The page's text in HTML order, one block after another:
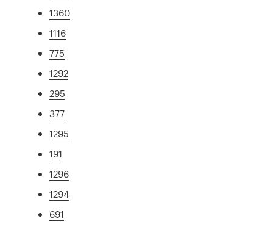
1360
1116
775
1292
295
377
1295
191
1296
1294
691